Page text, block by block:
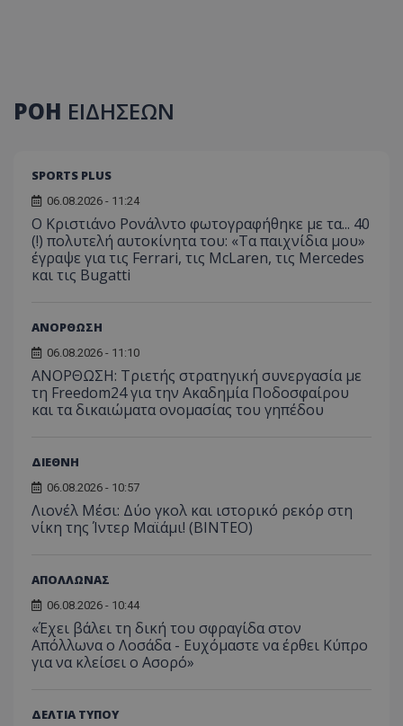
ΡΟΗ ΕΙΔΗΣΕΩΝ
SPORTS PLUS
06.08.2026 - 11:24
Ο Κριστιάνο Ρονάλντο φωτογραφήθηκε με τα... 40
(!) πολυτελή αυτοκίνητα του: «Τα παιχνίδια μου»
έγραψε για τις Ferrari, τις McLaren, τις Mercedes
και τις Bugatti
ΑΝΟΡΘΩΣΗ
06.08.2026 - 11:10
ΑΝΟΡΘΩΣΗ: Τριετής στρατηγική συνεργασία με
τη Freedom24 για την Ακαδημία Ποδοσφαίρου
και τα δικαιώματα ονομασίας του γηπέδου
ΔΙΕΘΝΗ
06.08.2026 - 10:57
Λιονέλ Μέσι: Δύο γκολ και ιστορικό ρεκόρ στη
νίκη της Ίντερ Μαϊάμι! (ΒΙΝΤΕΟ)
ΑΠΟΛΛΩΝΑΣ
06.08.2026 - 10:44
«Έχει βάλει τη δική του σφραγίδα στον
Απόλλωνα ο Λοσάδα - Ευχόμαστε να έρθει Κύπρο
για να κλείσει ο Ασορό»
ΔΕΛΤΙΑ ΤΥΠΟΥ